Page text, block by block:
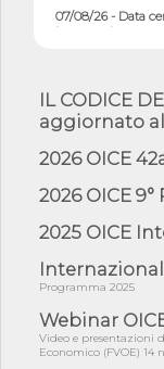
07/08/26 - Data
interventi pe...
07/08/26 - Ponte
sussistenza di...
07/08/26 - Tunnel
costr...
06/08/26 - Istat,
con ...
06/08/26 - DL PA
riqualificazione
06/08/26 - CdM:
mate...
IL CODICE
aggiornato
2026 OICE
2026 OICE
2025 OICE
Programma 2025
Webinar
Video e presentazioni
Economico (FVOE) 14